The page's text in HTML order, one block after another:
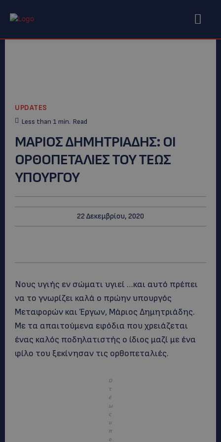
UPDATES
Less than 1 min. Read
ΜΑΡΙΟΣ ΔΗΜΗΤΡΙΑΔΗΣ: OI
OΡΘΟΠΕΤΑΛΙΕΣ ΤΟΥ ΤΕΩΣ
ΥΠΟΥΡΓΟΥ
22 Δεκεμβρίου, 2020
Νους υγιής εν σώματι υγιεί …και αυτό πρέπει
να το γνωρίζει καλά ο πρώην υπουργός
Μεταφορών και Έργων, Μάριος Δημητριάδης.
Με τα απαιτούμενα εφόδια που χρειάζεται
ένας καλός ποδηλατιστής ο ίδιος μαζί με ένα
φίλο του ξεκίνησαν τις ορθοπεταλιές.
Ο
τ
έ
ω
ς
υ
π
ο